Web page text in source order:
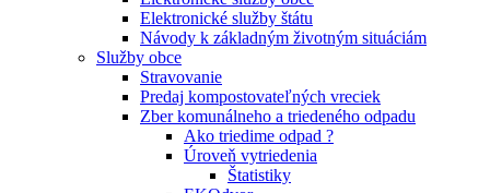
Elektronické služby štátu
Návody k základným životným situáciám
Služby obce
Stravovanie
Predaj kompostovateľných vreciek
Zber komunálneho a triedeného odpadu
Ako triedime odpad ?
Úroveň vytriedenia
Štatistiky